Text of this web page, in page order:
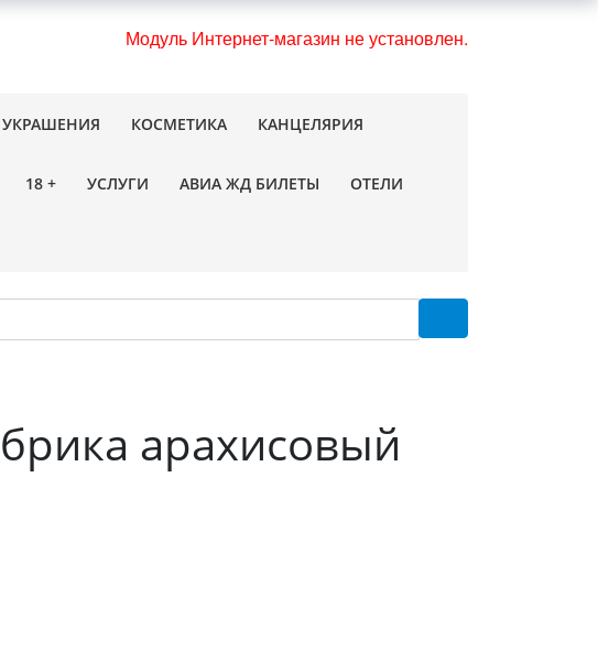
Модуль Интернет-магазин не установлен.
КОСМЕТИКА КАНЦЕЛЯРИЯ
18 + УСЛУГИ АВИА ЖД БИЛЕТЫ ОТЕЛИ
арахисовый